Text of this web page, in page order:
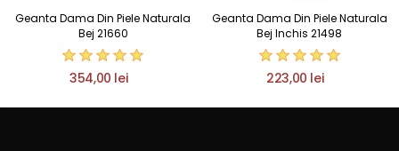
Geanta Dama Din Piele Naturala
Bej 21660
354,00 lei
Geanta Dama Din Piele Naturala
Bej Inchis 21498
223,00 lei